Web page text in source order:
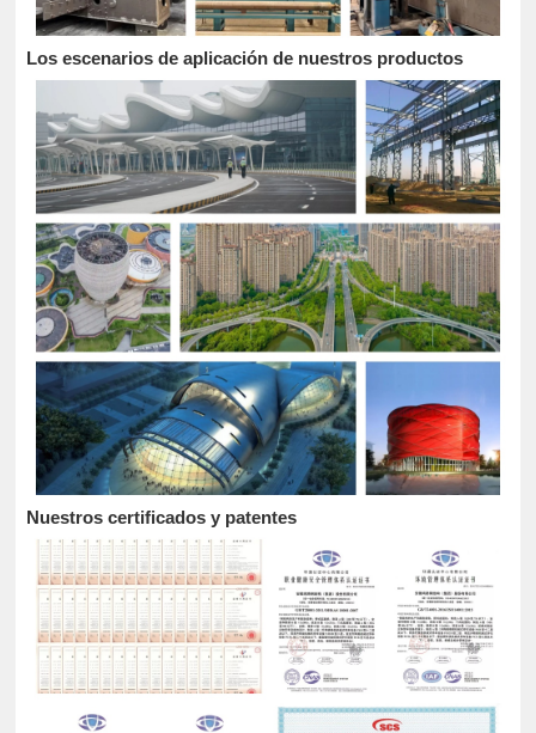
Los escenarios de aplicación de nuestros productos
Nuestros certificados y patentes